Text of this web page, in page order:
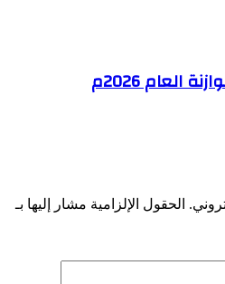
العام 2026م
الحقول الإلزامية مشار إليها بـ